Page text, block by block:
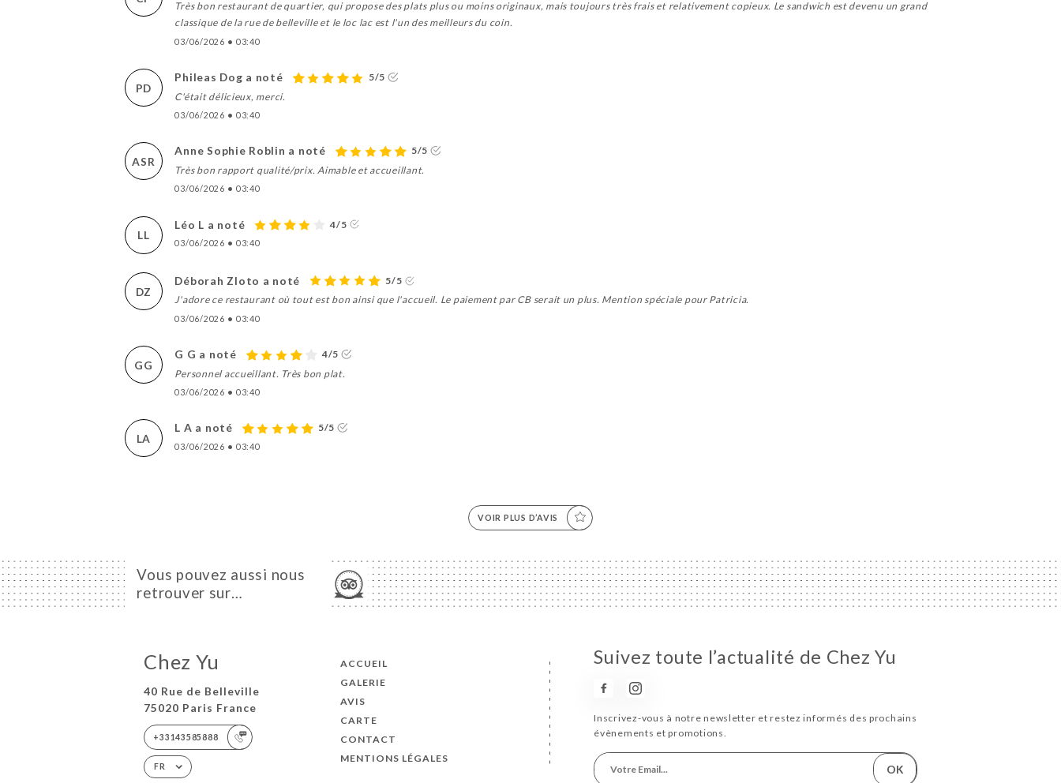
Très bon restaurant de quartier, qui propose des plats plus ou moins originaux, mais toujours très frais et relativement copieux. Le sandwich est devenu un grand
classique de la rue de belleville et le loc lac est l'un des meilleurs du coin.
03/06/2026 • 03:40
PD
Phileas Dog a noté
5/5
C'était délicieux, merci.
03/06/2026 • 03:40
ASR
Anne Sophie Roblin a noté
5/5
Très bon rapport qualité/prix. Aimable et accueillant.
03/06/2026 • 03:40
LL
Léo L a noté 4/5
03/06/2026 • 03:40
DZ
Déborah Zloto a noté
5/5
J'adore ce restaurant où tout est bon ainsi que l'accueil. Le paiement par CB serait un plus. Mention spéciale pour Patricia.
03/06/2026 • 03:40
GG
G G a noté
4/5
Personnel accueillant. Très bon plat.
03/06/2026 • 03:40
LA
L A a noté 5/5
03/06/2026 • 03:40
VOIR PLUS D’AVIS
Vous pouvez aussi nous
retrouver sur…
Chez Yu
40 Rue de Belleville
75020 Paris France
+33143585888
FR
ACCUEIL
GALERIE
AVIS
CARTE
CONTACT
MENTIONS LÉGALES
Suivez toute l’actualité de Chez Yu
Inscrivez-vous à notre newsletter et restez informés des prochains
évènements et promotions.
OK